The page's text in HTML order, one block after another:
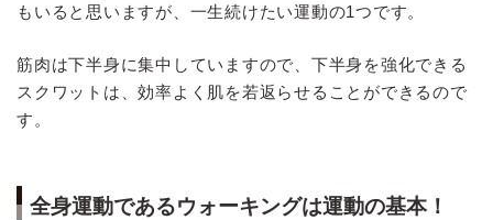
もいると思いますが、一生続けたい運動の1つです。
筋肉は下半身に集中していますので、下半身を強化できる
スクワットは、効率よく肌を若返らせることができるので
す。
全身運動であるウォーキングは運動の基本！